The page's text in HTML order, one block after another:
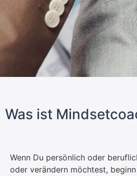
Was ist
Wenn Du persönlich oder
oder verändern möchtest,